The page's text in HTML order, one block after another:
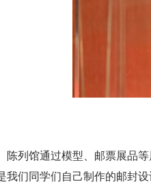
列馆通过模型、邮票展品等
我们同学们自己制作的邮封